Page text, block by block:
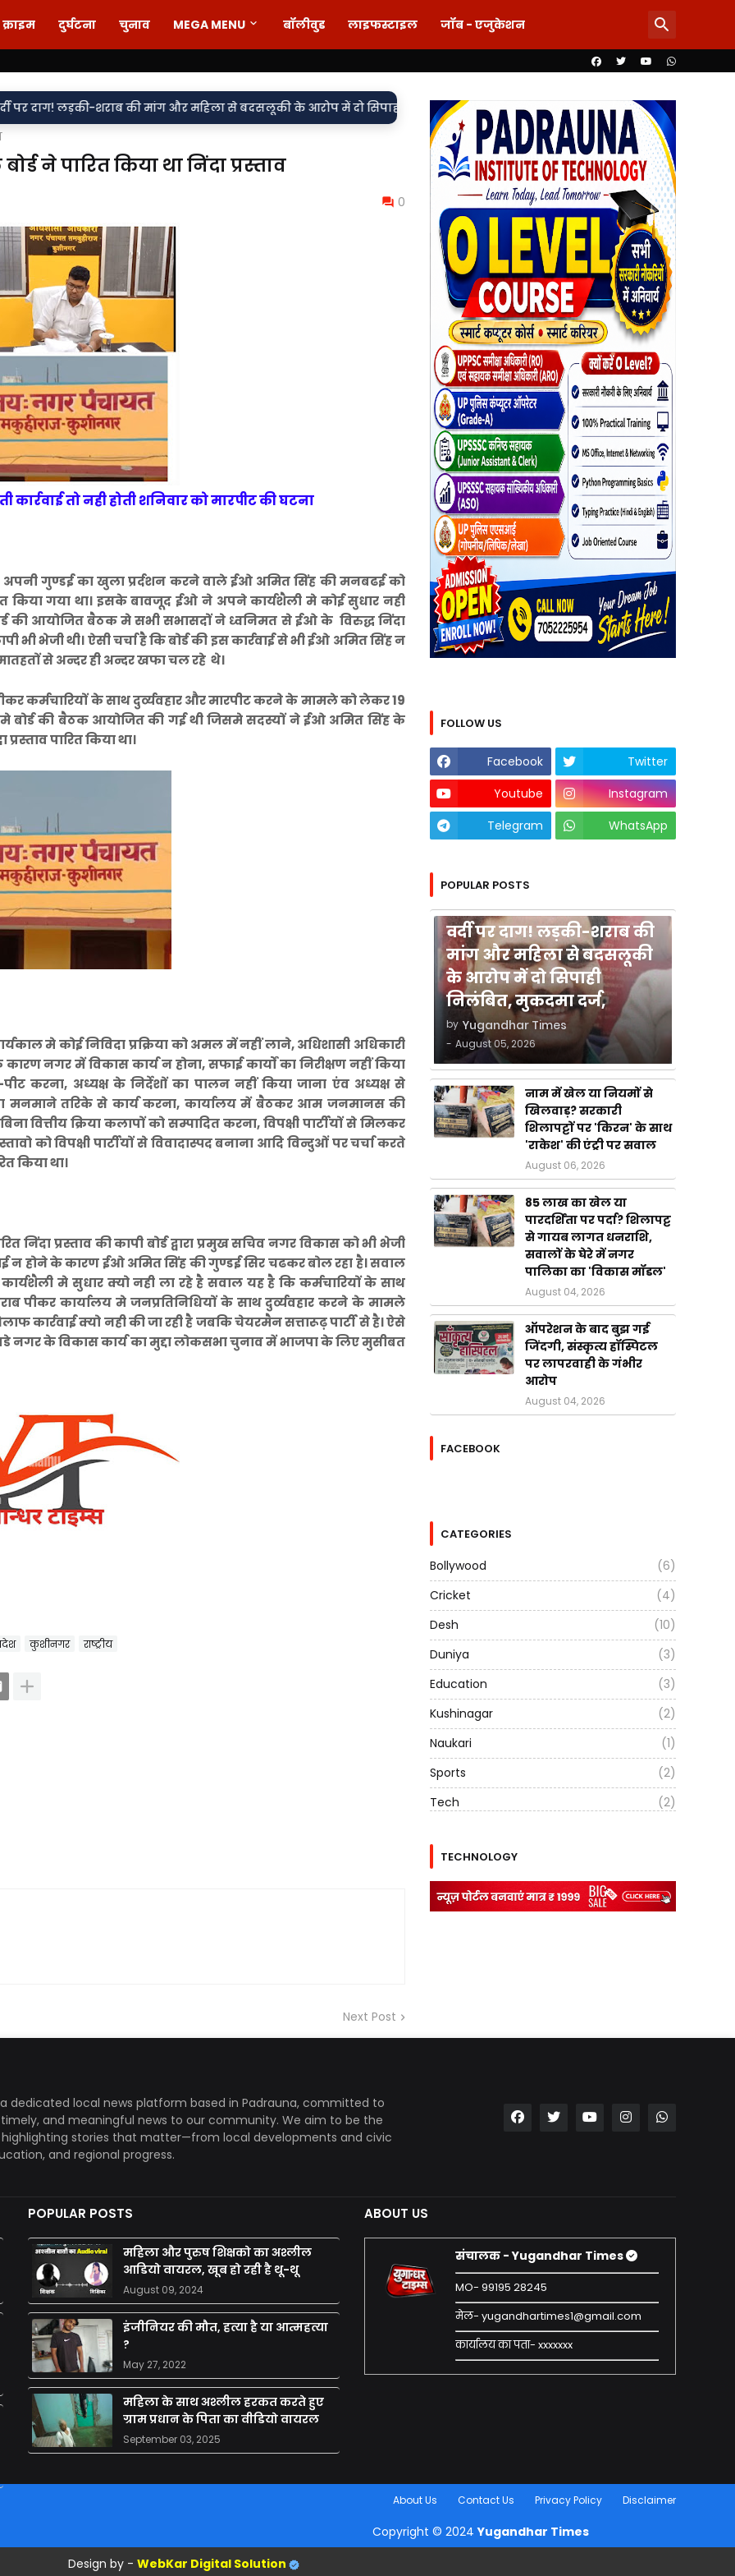
क्राइम दुर्घटना चुनाव MEGA MENU बॉलीवुड लाइफस्टाइल जॉब - एजुकेशन
शराब की मांग और महिला से बदसलूकी के आरोप में दो सिपाही निलंबित, मुकदमा दर्ज, • 85 लाख का खेल या पारदर्शिता पर पर्दा? शिलापट्ट से
ने पारित किया था निंदा प्रस्ताव
0
तो नही होती शनिवार को मारपीट की घटना
अपनी गुण्डई का खुला प्रर्दशन करने वाले ईओ अमित सिंह की मनबढई को
किया गया था। इसके बावजूद ईओ ने अपने कार्यशैली मे कोई सुधार नही
की आयोजित बैठक मे सभी सभासदों ने ध्वनिमत से ईओ के विरुद्ध निंदा
भी भेजी थी। ऐसी चर्चा है कि बोर्ड की इस कार्रवाई से भी ईओ अमित सिंह न
से अन्दर ही अन्दर खफा चल रहे थे।
कर्मचारियों के साथ दुर्व्यवहार और मारपीट करने के मामले को लेकर 19
मे बोर्ड की बैठक आयोजित की गई थी जिसमे सदस्यों ने ईओ अमित सिंह के
पारित किया था।
मे कोई निविदा प्रक्रिया को अमल में नहीं लाने, अधिशासी अधिकारी
नगर में विकास कार्य न होना, सफाई कार्यों का निरीक्षण नहीं किया
करना, अध्यक्ष के निर्देशों का पालन नहीं किया जाना एंव अध्यक्ष से
मनमाने तरिके से कार्य करना, कार्यालय में बैठकर आम जनमानस की
क्रिया कलापों को सम्पादित करना, विपक्षी पार्टीयों से मिलकर
को विपक्षी पार्टीयों से विवादास्पद बनाना आदि विन्दुओं पर चर्चा करते
किया था।
प्रस्ताव की कापी बोर्ड द्वारा प्रमुख सचिव नगर विकास को भी भेजी
न होने के कारण ईओ अमित सिंह की गुण्डई सिर चढकर बोल रहा है। सवाल
मे सुधार क्यो नही ला रहे है सवाल यह है कि कर्मचारियों के साथ
पीकर कार्यालय मे जनप्रतिनिधियों के साथ दुर्व्यवहार करने के मामले
कार्रवाई क्यो नही की जा रही है जबकि चेयरमैन सत्तारूढ़ पार्टी से है। ऐसे
के विकास कार्य का मुद्दा लोकसभा चुनाव में भाजपा के लिए मुसीबत
कुशीनगर राष्ट्रीय
Next Post
FOLLOW US
Facebook
Twitter
Youtube
Instagram
Telegram
WhatsApp
POPULAR POSTS
वर्दी पर दाग! लड़की-शराब की
मांग और महिला से बदसलूकी
के आरोप में दो सिपाही
निलंबित, मुकदमा दर्ज,
by Yugandhar Times
- August 05, 2026
नाम में खेल या नियमों से
खिलवाड़? सरकारी
शिलापट्टों पर 'किरन' के साथ
'राकेश' की एंट्री पर सवाल
August 06, 2026
85 लाख का खेल या
पारदर्शिता पर पर्दा? शिलापट्ट
से गायब लागत धनराशि,
सवालों के घेरे में नगर
पालिका का 'विकास मॉडल'
August 04, 2026
ऑपरेशन के बाद बुझ गई
जिंदगी, संस्कृत्य हॉस्पिटल
पर लापरवाही के गंभीर
आरोप
August 04, 2026
FACEBOOK
CATEGORIES
Bollywood
(6)
Cricket
(4)
Desh
(10)
Duniya
(3)
Education
(3)
Kushinagar
(2)
Naukari
(1)
Sports
(2)
Tech
(2)
TECHNOLOGY
dedicated local news platform based in Padrauna, committed to
and meaningful news to our community. We aim to be the
stories that matter—from local developments and civic
and regional progress.
POPULAR POSTS
महिला और पुरुष शिक्षको का अश्लील
आडियो वायरल, खूब हो रही है थू-थू
August 09, 2024
इंजीनियर की मौत, हत्या है या आत्महत्या
?
May 27, 2022
महिला के साथ अश्लील हरकत करते हुए
ग्राम प्रधान के पिता का वीडियो वायरल
September 03, 2025
ABOUT US
संचालक - Yugandhar Times
MO- 99195 28245
मेल- yugandhartimes1@gmail.com
कार्यालय का पता- xxxxxxx
About Us Contact Us Privacy Policy Disclaimer
Copyright © 2024Yugandhar Times
Design by - WebKar Digital Solution